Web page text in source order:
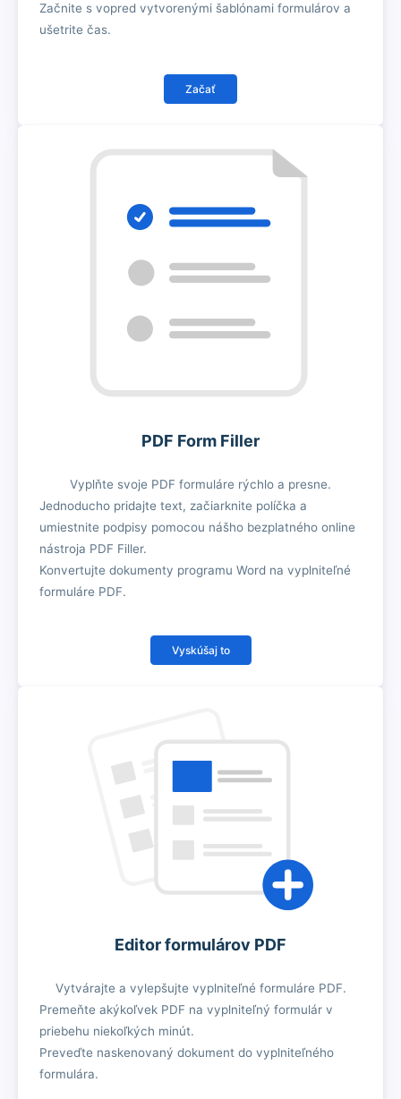
Začnite s vopred vytvorenými šablónami formulárov a
ušetrite čas.
Začať
PDF Form Filler
Vyplňte svoje PDF formuláre rýchlo a presne.
Jednoducho pridajte text, začiarknite políčka a
umiestnite podpisy pomocou nášho bezplatného online
nástroja PDF Filler.
Konvertujte dokumenty programu Word na vyplniteľné
formuláre PDF.
Vyskúšaj to
Editor formulárov PDF
Vytvárajte a vylepšujte vyplniteľné formuláre PDF.
Premeňte akýkoľvek PDF na vyplniteľný formulár v
priebehu niekoľkých minút.
Preveďte naskenovaný dokument do vyplniteľného
formulára.